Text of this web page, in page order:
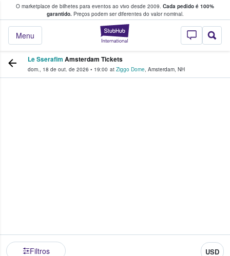
O marketplace de bilhetes para eventos ao vivo desde 2009. Cada pedido é 100%
garantido.Preços podem ser diferentes do valor nominal.
StubHub – onde
Menu
fãs compram e vendem bilhetes
Le Sserafim Amsterdam Tickets
dom., 18 de out. de 2026 • 19:00 at Ziggo Dome, Amsterdam, NH
Filtros USD